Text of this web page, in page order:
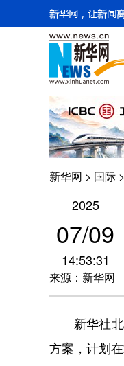
新华网 > 国际
2025
07/09
14:53:31
来源：新华网
新华社北京
方案，计划